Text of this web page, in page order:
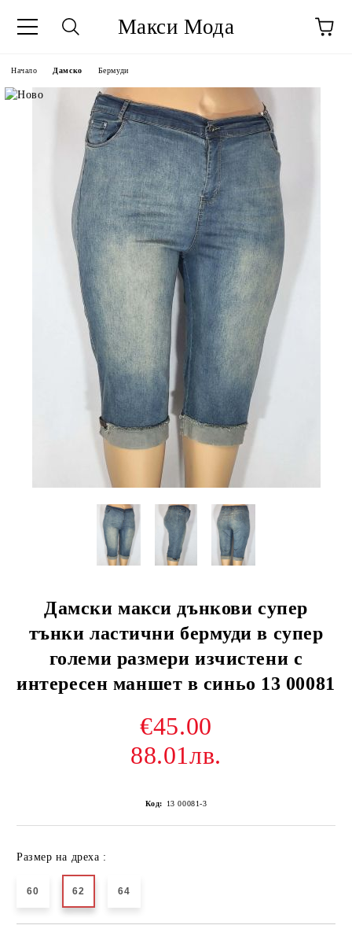
Макси Мода
Начало Дамско Бермуди
Дамски макси дънкови супер
тънки ластични бермуди в супер
големи размери изчистени с
интересен маншет в синьо 13 00081
€45.00
88.01лв.
Код: 13 00081-3
Размер на дреха :
60 62 64